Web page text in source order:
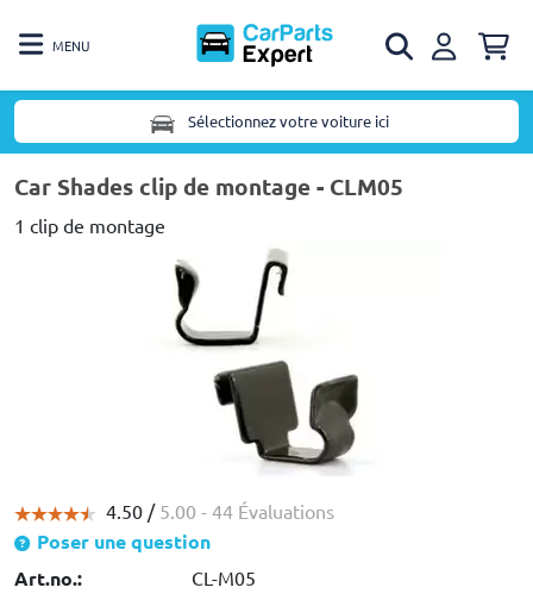
MENU
Sélectionnez votre voiture ici
Car Shades clip de montage - CLM05
1 clip de montage
4.50 / 5.00 - 44 Évaluations
Poser une question
Art.no.:
CL-M05